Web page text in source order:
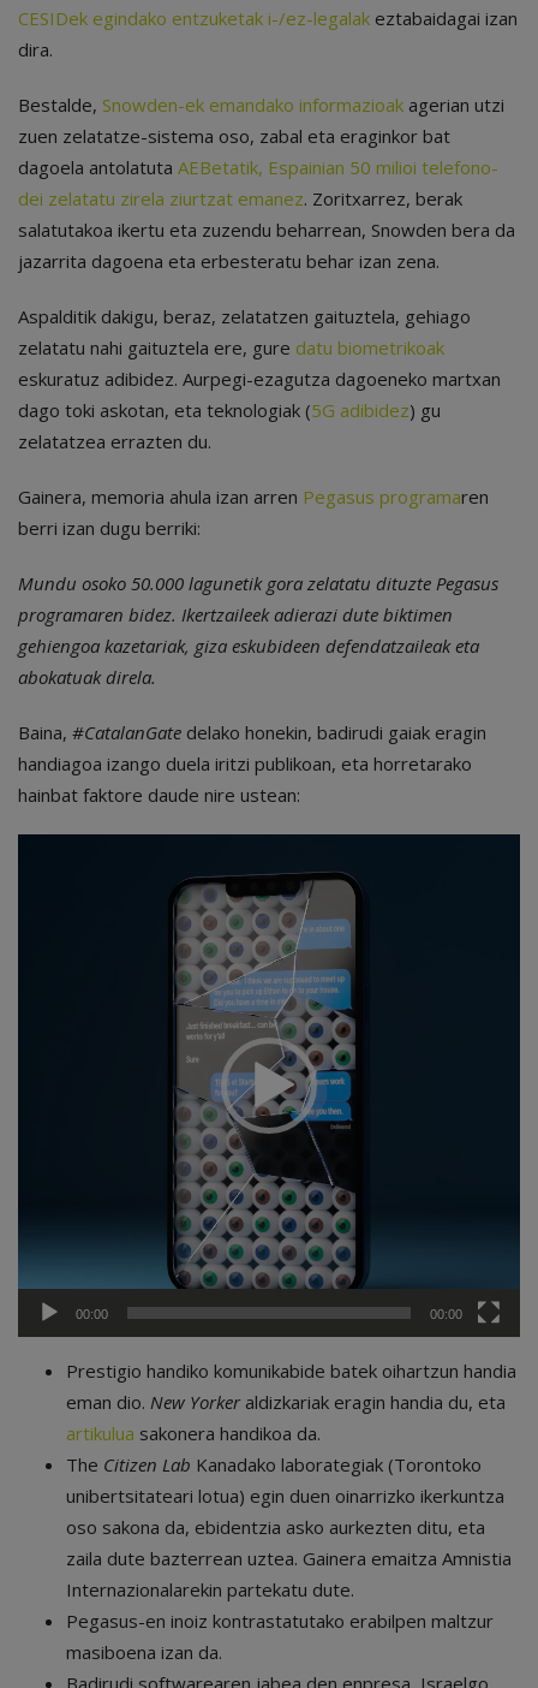
CESIDek egindako entzuketak i-/ez-legalak eztabaidagai izan
dira.
Bestalde, Snowden-ek emandako informazioak agerian utzi
zuen zelatatze-sistema oso, zabal eta eraginkor bat
dagoela antolatuta AEBetatik, Espainian 50 milioi telefono-
dei zelatatu zirela ziurtzat emanez. Zoritxarrez, berak
salatutakoa ikertu eta zuzendu beharrean, Snowden bera da
jazarrita dagoena eta erbesteratu behar izan zena.
Aspalditik dakigu, beraz, zelatatzen gaituztela, gehiago
zelatatu nahi gaituztela ere, gure datu biometrikoak
eskuratuz adibidez. Aurpegi-ezagutza dagoeneko martxan
dago toki askotan, eta teknologiak (5G adibidez) gu
zelatatzea errazten du.
Gainera, memoria ahula izan arren Pegasus programaren
berri izan dugu berriki:
Mundu osoko 50.000 lagunetik gora zelatatu dituzte Pegasus
programaren bidez. Ikertzaileek adierazi dute biktimen
gehiengoa kazetariak, giza eskubideen defendatzaileak eta
abokatuak direla.
Baina, #CatalanGate delako honekin, badirudi gaiak eragin
handiagoa izango duela iritzi publikoan, eta horretarako
hainbat faktore daude nire ustean:
00:00 00:00
Prestigio handiko komunikabide batek oihartzun handia
eman dio. New Yorker aldizkariak eragin handia du, eta
artikulua sakonera handikoa da.
The Citizen Lab Kanadako laborategiak (Torontoko
unibertsitateari lotua) egin duen oinarrizko ikerkuntza
oso sakona da, ebidentzia asko aurkezten ditu, eta
zaila dute bazterrean uztea. Gainera emaitza Amnistia
Internazionalarekin partekatu dute.
Pegasus-en inoiz kontrastatutako erabilpen maltzur
masiboena izan da.
Badirudi softwarearen jabea den enpresa, Israelgo